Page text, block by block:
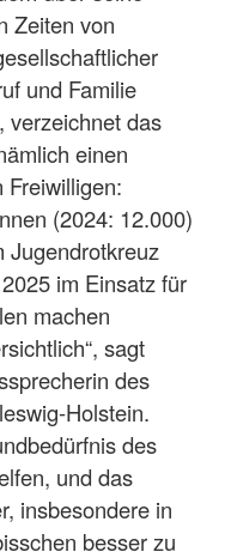
Zeiten von
und Familie
verzeichnet das
einen
Freiwilligen:
(2024: 12.000)
Jugendrotkreuz
im Einsatz für
machen
sagt
des
Holstein.
des
und das
insbesondere in
besser zu